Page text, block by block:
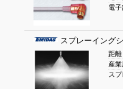
電
スプレーイング
距
産
ス